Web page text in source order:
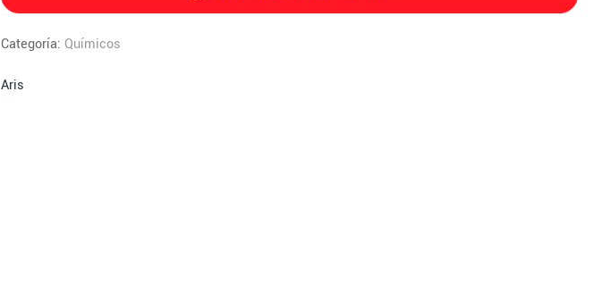
Categoría: Químicos
Aris